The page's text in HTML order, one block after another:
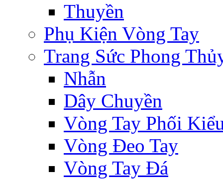
Thuyền
Phụ Kiện Vòng Tay
Trang Sức Phong
Nhẫn
Dây Chuyền
Vòng Tay Phối
Vòng Đeo Tay
Vòng Tay Đá